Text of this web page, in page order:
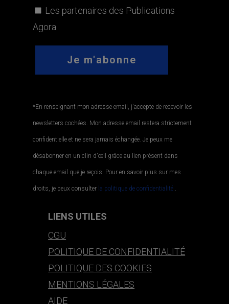
Les partenaires des Publications
Agora
*En renseignant mon adresse email, j'accepte de recevoir les
newsletters cochées. Mon adresse email restera strictement
confidentielle et ne sera jamais échangée. Je peux me
désabonner en un clin d'œil grâce au lien présent dans
chaque email que je reçois. Pour en savoir plus sur mes
droits, je peux consulter la politique de confidentialité..
LIENS UTILES
CGU
POLITIQUE DE CONFIDENTIALITÉ
POLITIQUE DES COOKIES
MENTIONS LÉGALES
AIDE